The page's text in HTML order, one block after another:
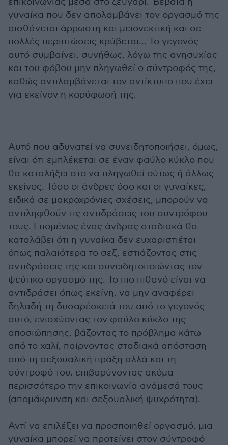
γυναίκα που δεν απολαμβάνει τον οργασμό της
αισθάνεται άρρωστη και μειονεκτική και σε
πολλές περιπτώσεις κρύβεται... Το γεγονός
αυτό συμβαίνει, συνήθως, λόγω της ανησυχίας
και του φόβου μην πληγωθεί ο σύντροφός της,
καθώς αντιλαμβάνεται τον αντίκτυπο που έχει
για εκείνον η κορύφωσή της.
Αυτό που αδυνατεί να συνειδητοποιήσει, όμως,
είναι ότι εμπλέκεται σε έναν φαύλο κύκλο που
θα καταλήξει στο να πληγωθεί ούτως ή άλλως
εκείνος. Τόσο οι άνδρες όσο και οι γυναίκες,
ειδικά σε μακροχρόνιες σχέσεις, μπορούν να
αντιληφθούν τις αντιδράσεις του συντρόφου
τους. Επομένως ένας άνδρας σταδιακά θα
καταλάβει ότι η γυναίκα δεν ευχαριστιέται
όπως παλαιότερα το σεξ, εστιάζοντας στις
αντιδράσεις της και συνειδητοποιώντας τον
ψεύτικο οργασμό της. Το πιο πιθανό είναι να
αντιδράσει όπως εκείνη, να μην αναφέρει
δηλαδή τη δυσαρέσκειά του από το γεγονός
αυτό, ενισχύοντας τον φαύλο κύκλο της
αποσιώπησης, βάζοντας το πρόβλημα κάτω
από το χαλί, παίρνοντας σταδιακά απόσταση
από τη σεξουαλική πράξη αλλά και τη
σύντροφό του, επιβαρύνοντας ακόμα
περισσότερο την επικοινωνία ανάμεσά τους
(απομάκρυνση και σεξουαλική ψυχρότητα).
Αντί να επιλέξει να προσποιηθεί οργασμό, μια
γυναίκα μπορεί να προτείνει στον σύντροφό